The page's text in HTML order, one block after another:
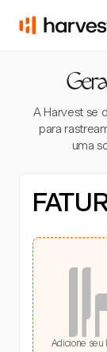
A Harvest se
para
uma
Adicione seu